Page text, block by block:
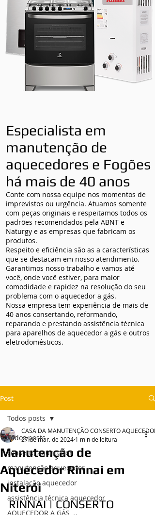
Especialista em
manutenção de
aquecedores e Fogões
há mais de 40 anos
Conte com nossa equipe nos momentos de
imprevistos ou urgência. Atuamos somente
com peças originais e respeitamos todos os
padrões recomendados pela ABNT e
Naturgy e as empresas que fabricam os
produtos.
Respeito e eficiência são as a características
que se destacam em nosso atendimento.
Garantimos nosso trabalho e vamos até
você, onde você estiver, para maior
comodidade e rapidez na resolução do seu
problema com o aquecedor a gás.
Nossa empresa tem experiência de mais de
40 anos consertando, reformando,
reparando e prestando assistência técnica
para aparelhos de aquecedor a gás e outros
eletrodomésticos.
Post
Todos posts
conserto aquecedor
manutenção aquecedor
instalação aquecedor
assistência técnica aquecedor
AQUECEDOR A GÁS
Todos posts
Manutenção de
Aquecedor Rinnai em
Niterói
CASA DA MANUTENÇÃO CONSERTO
27 de mar. de 2024 1 min de leitura
RINNAI | CONSERTO